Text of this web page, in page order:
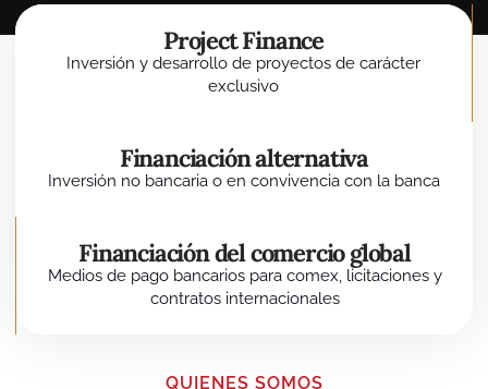
Project Finance
Inversión y desarrollo de proyectos de carácter
exclusivo
Financiación alternativa
Inversión no bancaria o en convivencia con la banca
Financiación del comercio global
Medios de pago bancarios para comex, licitaciones y
contratos internacionales
QUIENES SOMOS